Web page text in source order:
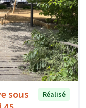
sous
Réalisé